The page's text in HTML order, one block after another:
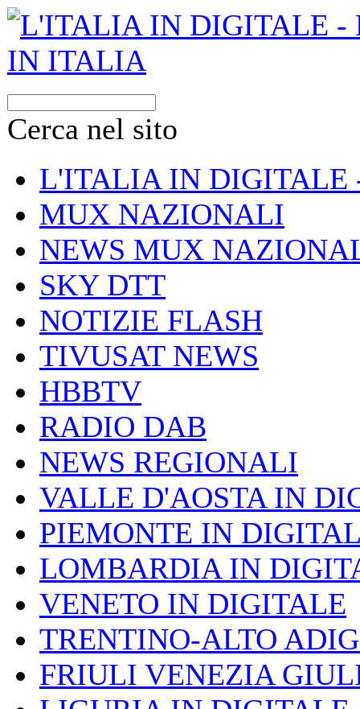
Cerca nel sito
L'ITALIA IN DIGITALE
MUX NAZIONALI
NEWS MUX
SKY DTT
NOTIZIE FLASH
TIVUSAT NEWS
HBBTV
RADIO DAB
NEWS REGIONALI
VALLE D'AOSTA IN
PIEMONTE IN
LOMBARDIA IN
VENETO IN DIGITALE
TRENTINO-ALTO
FRIULI VENEZIA